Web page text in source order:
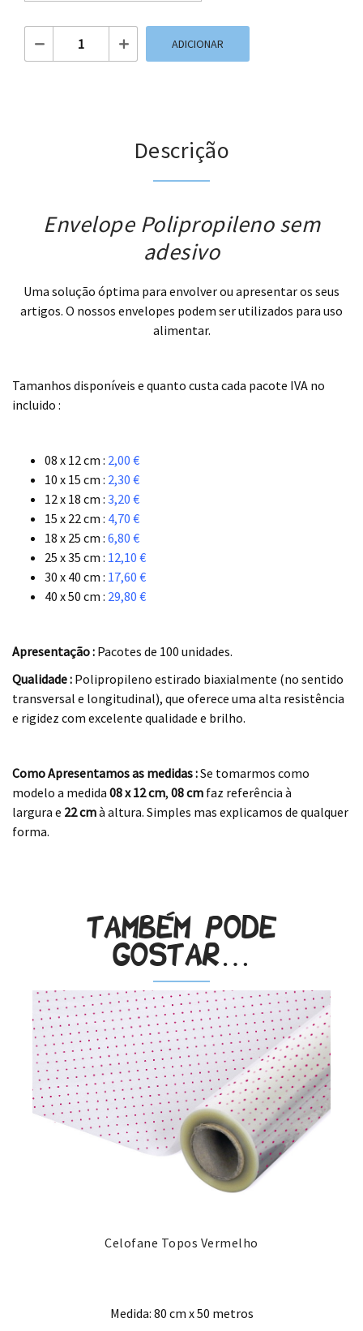
Quantidade de Envelope Polipropileno sem adesivo
ADICIONAR
Descrição
Envelope Polipropileno sem
adesivo
Uma solução óptima para envolver ou apresentar os seus
artigos. O nossos envelopes podem ser utilizados para uso
alimentar.
Tamanhos disponíveis e quanto custa cada pacote IVA no
incluido :
08 x 12 cm : 2,00 €
10 x 15 cm : 2,30 €
12 x 18 cm : 3,20 €
15 x 22 cm : 4,70 €
18 x 25 cm : 6,80 €
25 x 35 cm : 12,10 €
30 x 40 cm : 17,60 €
40 x 50 cm : 29,80 €
Apresentação : Pacotes de 100 unidades.
Qualidade : Polipropileno estirado biaxialmente (no sentido
transversal e longitudinal), que oferece uma alta resistência
e rigidez com excelente qualidade e brilho.
Como Apresentamos as medidas :Se tomarmos como
modelo a medida 08 x 12cm, 08 cm faz referência à
largura e 22 cmà altura. Simples mas explicamos de qualquer
forma.
Também pode
gostar…
Celofane Topos Vermelho
Medida: 80 cm x 50 metros